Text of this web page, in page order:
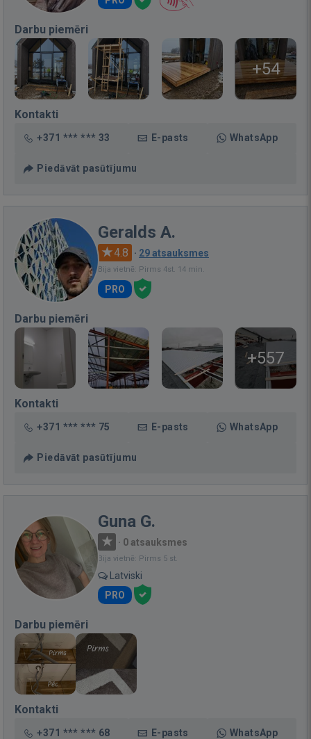
Darbu piemēri
+54
Kontakti
+371 *** *** 33 E-pasts WhatsApp
Piedāvāt pasūtījumu
Geralds A.
4.8 · 29 atsauksmes
Bija vietnē: Pirms 4st. 14 min.
PRO
Darbu piemēri
+557
Kontakti
+371 *** *** 75 E-pasts WhatsApp
Piedāvāt pasūtījumu
Guna G.
· 0 atsauksmes
Bija vietnē: Pirms 5 st.
Latviski
PRO
Darbu piemēri
Kontakti
+371 *** *** 68 E-pasts WhatsApp